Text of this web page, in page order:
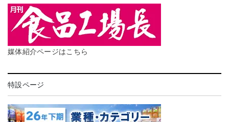
媒体紹介ページはこちら
特設ページ